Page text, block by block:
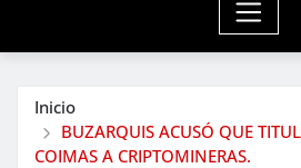
Inicio
BUZARQUIS ACUSÓ QUE
COIMAS A CRIPTOMINERAS.